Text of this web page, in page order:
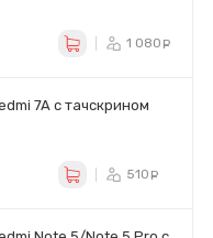
1 080
7A с тачскрином
510